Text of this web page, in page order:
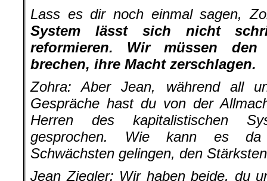
Lass es dir noch einmal sagen,
System lässt sich nicht
reformieren. Wir müssen
brechen, ihre Macht zerschlagen.
Zohra:Aber Jean, während all
Gespräche hast du von der
Herren des kapitalistischen
gesprochen. Wie kann es
Schwächsten gelingen, den
Jean Ziegler: Wir haben beide, du